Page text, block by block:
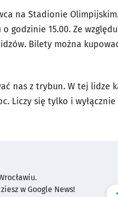
na Stadionie
godzinie 15.00. Ze
Bilety można
nas z trybun. W tej lidze
Liczy się tylko i
w Google News!